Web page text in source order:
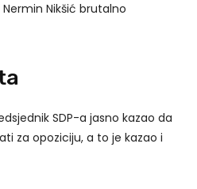
Nikšić brutalno
SDP-a jasno kazao da
za opoziciju, a to je kazao i